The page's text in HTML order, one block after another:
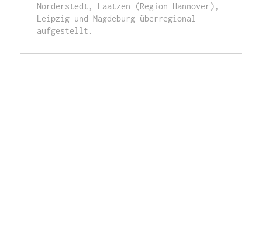
Norderstedt, Laatzen (Region Hannover),
Leipzig und Magdeburg überregional
aufgestellt.